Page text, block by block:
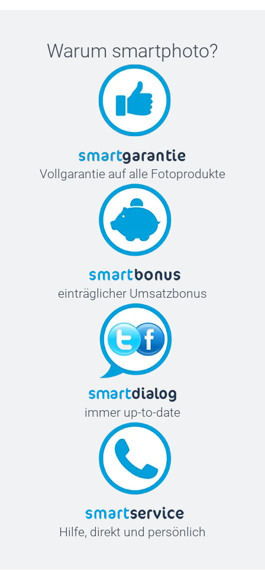
Warum smartphoto?
Vollgarantie auf alle Fotoprodukte
einträglicher Umsatzbonus
immer up-to-date
Hilfe, direkt und persönlich